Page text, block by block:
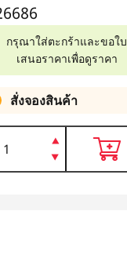
กรุณาใส่ตะกร้าและขอใบ
เสนอราคาเพื่อดูราคา
สั่งจองสินค้า